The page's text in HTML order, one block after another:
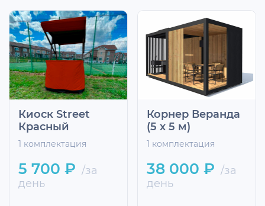
Киоск Street
Красный
1 комплектация
5 700 ₽ /за
день
Корнер Веранда
(5 х 5 м)
1 комплектация
38 000 ₽ /за
день